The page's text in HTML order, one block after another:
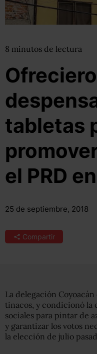
8 minutos de lectura
tabletas
el PRD
25 de septiembre, 2018
Compartir
La delegación
tinacos, y condicionó la
sociales para pintar de
y garantizar los votos
la elección de julio